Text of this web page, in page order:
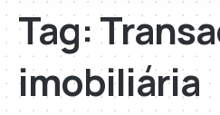
Tag:
imobiliária